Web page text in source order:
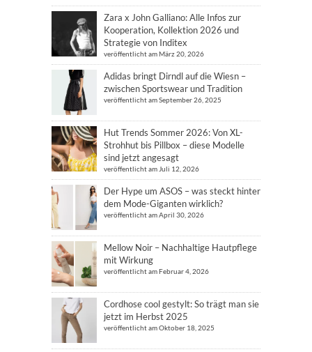
Zara x John Galliano: Alle Infos zur
Kooperation, Kollektion 2026 und
Strategie von Inditex
veröffentlicht am März 20, 2026
Adidas bringt Dirndl auf die Wiesn –
zwischen Sportswear und Tradition
veröffentlicht am September 26, 2025
Hut Trends Sommer 2026: Von XL-
Strohhut bis Pillbox – diese Modelle
sind jetzt angesagt
veröffentlicht am Juli 12, 2026
Der Hype um ASOS – was steckt hinter
dem Mode-Giganten wirklich?
veröffentlicht am April 30, 2026
Mellow Noir – Nachhaltige Hautpflege
mit Wirkung
veröffentlicht am Februar 4, 2026
Cordhose cool gestylt: So trägt man sie
jetzt im Herbst 2025
veröffentlicht am Oktober 18, 2025